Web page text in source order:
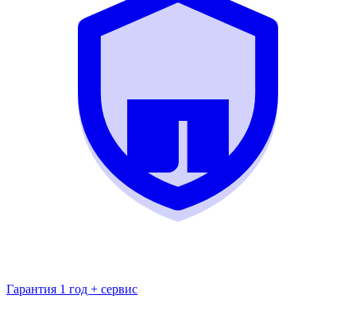
Гарантия 1 год + сервис